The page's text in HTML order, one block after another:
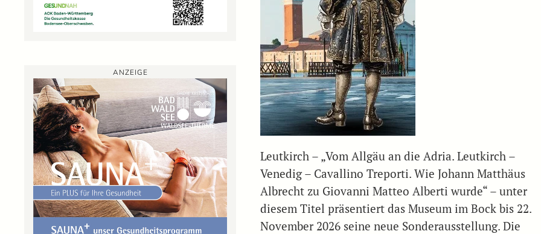
ANZEIGE
Leutkirch – „Vom Allgäu an die Adria. Leutkirch –
Venedig – Cavallino Treporti. Wie Johann Matthäus
Albrecht zu Giovanni Matteo Alberti wurde“ – unter
diesem Titel präsentiert das Museum im Bock bis 22.
November 2026 seine neue Sonderausstellung. Die